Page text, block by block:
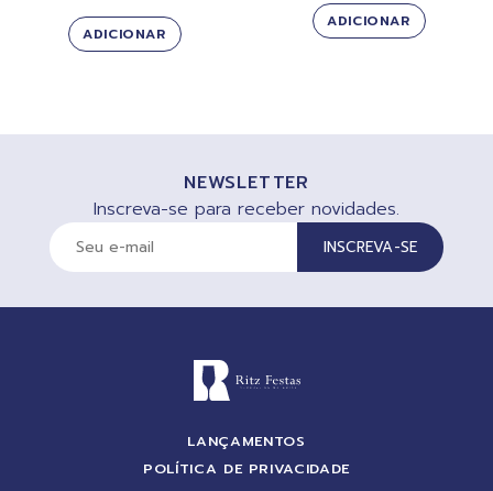
ADICIONAR
ADICIONAR
NEWSLETTER
Inscreva-se para receber novidades.
INSCREVA-SE
LANÇAMENTOS
POLÍTICA DE PRIVACIDADE